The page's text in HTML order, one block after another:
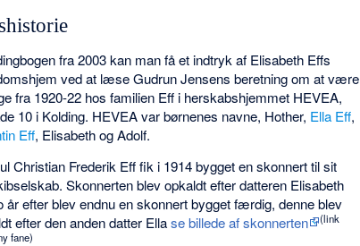
fra 2003 kan man få et indtryk af Elisabeth Effs
ved at læse Gudrun Jensens beretning om at være
fra 1920-22 hos familien Eff i herskabshjemmet HEVEA,
10 i Kolding. HEVEA var børnenes navne, Hother, Ella Eff,
Eff, Elisabeth og Adolf.
Christian Frederik Eff fik i 1914 bygget en skonnert til sit
Skonnerten blev opkaldt efter datteren Elisabeth
år efter blev endnu en skonnert bygget færdig, denne blev
efter den anden datter Ellase billede af skonnerten
(link
fane)